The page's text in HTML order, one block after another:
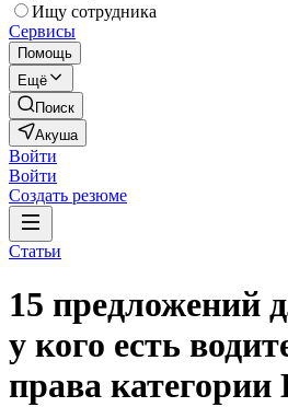
Ищу сотрудника
Сервисы
Помощь
Ещё
Поиск
Акуша
Войти
Войти
Создать резюме
Статьи
15 предложений
у кого есть
права категории